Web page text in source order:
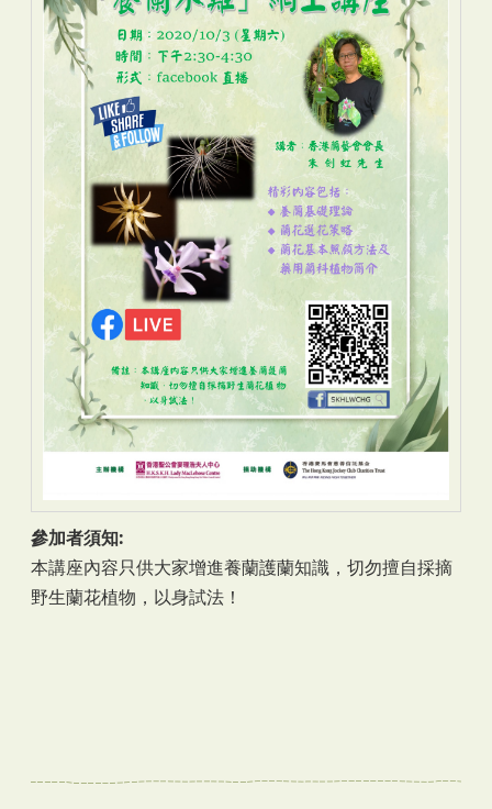
參加者須知:
本講座內容只供大家增進養蘭護蘭知識，切勿擅自採摘
野生蘭花植物，以身試法！